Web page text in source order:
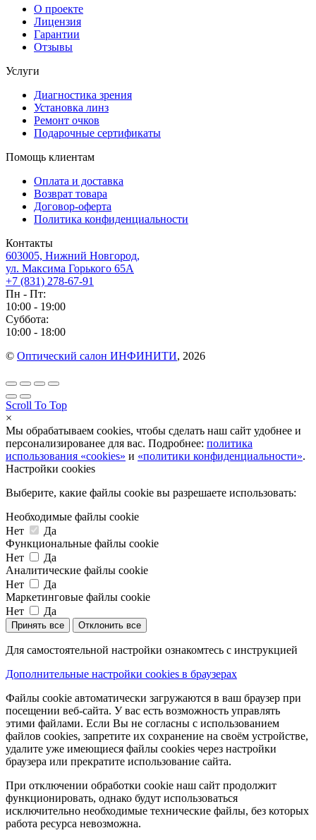
О проекте
Лицензия
Гарантии
Отзывы
Услуги
Диагностика зрения
Установка линз
Ремонт очков
Подарочные сертификаты
Помощь клиентам
Оплата и доставка
Возврат товара
Договор-оферта
Политика конфиденциальности
Контакты
603005, Нижний Новгород,
ул. Максима Горького 65А
+7 (831) 278-67-91
Пн - Пт:
10:00 - 19:00
Суббота:
10:00 - 18:00
© Оптический салон ИНФИНИТИ, 2026
Scroll To Top
×
Мы обрабатываем cookies, чтобы сделать наш сайт удобнее и
персонализированее для вас. Подробнее: политика
использования «cookies» и «политики конфиденциальности».
Настройки cookies
Выберите, какие файлы cookie вы разрешаете использовать:
Необходимые файлы cookie
Нет
Да
Функциональные файлы cookie
Нет
Да
Аналитические файлы cookie
Нет
Да
Маркетинговые файлы cookie
Нет
Да
Принять все Отклонить все
Для самостоятельной настройки ознакомтесь с инструкцией
Дополнительные настройки cookies в браузерах
Файлы cookie автоматически загружаются в ваш браузер при
посещении веб-сайта. У вас есть возможность управлять
этими файлами. Если Вы не согласны с использованием
файлов cookies, запретите их сохранение на своём устройстве,
удалите уже имеющиеся файлы cookies через настройки
браузера или прекратите использование сайта.
При отключении обработки cookie наш сайт продолжит
функционировать, однако будут использоваться
исключительно необходимые технические файлы, без которых
работа ресурса невозможна.